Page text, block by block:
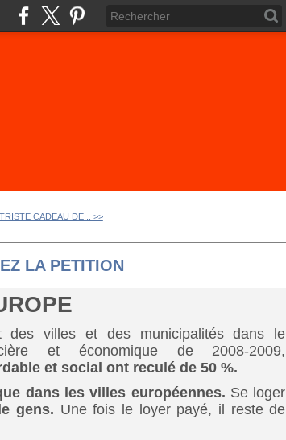
CADEAU DE... >>
LA PETITION
des villes et des municipalités dans le
et économique de 2008-2009,
et social ont reculé de 50 %.
dans les villes européennes. Se loger
gens. Une fois le loyer payé, il reste de